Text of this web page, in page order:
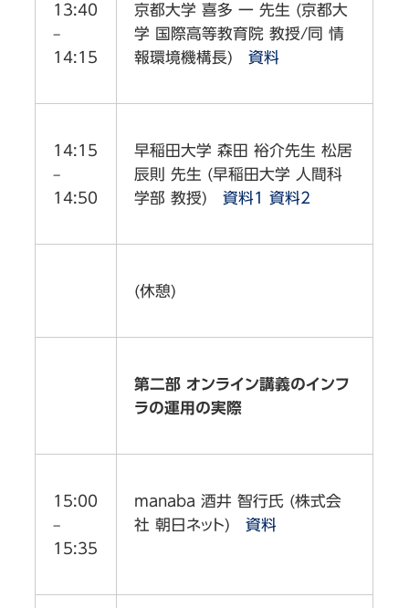
13:40
–
14:15
京都大学 喜多 一 先生 (京都大
学 国際高等教育院 教授/同 情
報環境機構長)資料
14:15
–
14:50
早稲田大学 森田 裕介先生 松居
辰則 先生 (早稲田大学 人間科
学部 教授)資料1 資料2
(休憩)
第二部 オンライン講義のインフ
ラの運用の実際
15:00
–
15:35
manaba 酒井 智行氏 (株式会
社 朝日ネット)資料